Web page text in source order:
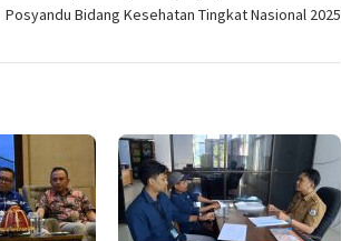
Posyandu Bidang Kesehatan Tingkat Nasional 2025